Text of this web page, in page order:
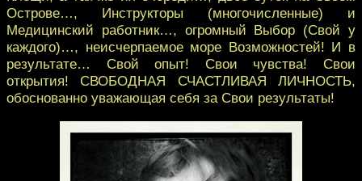
Острове…, Инструкторы (многочисленные) и
Медицинский работник…, огромный Выбор (Свой у
каждого)…, неисчерпаемое море Возможностей! И в
результате… Свой опыт! Свои чувства! Свои
открытия! СВОБОДНАЯ СЧАСТЛИВАЯ ЛИЧНОСТЬ,
обоснованно уважающая себя за Свои результаты!